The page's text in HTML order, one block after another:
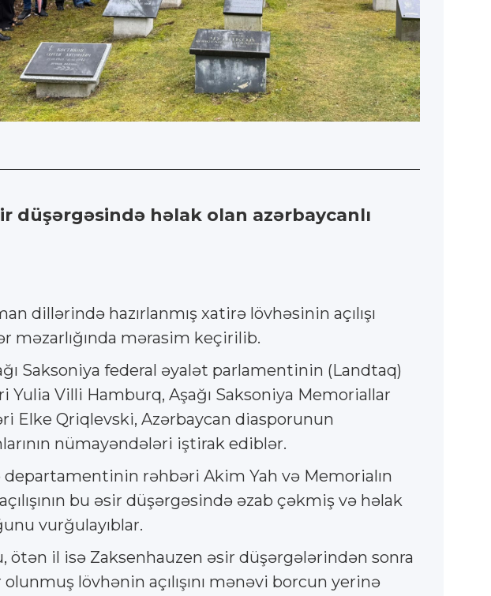
düşərgəsində həlak olan azərbaycanlı
dillərində hazırlanmış xatirə lövhəsinin açılışı
mərasim keçirilib.
Saksoniya federal əyalət parlamentinin (Landtaq)
Villi Hamburq, Aşağı Saksoniya Memoriallar
Elke Qriqlevski, Azərbaycan diasporunun
nümayəndələri iştirak ediblər.
rəhbəri Akim Yah və Memorialın
bu əsir düşərgəsində əzab çəkmiş və həlak
vurğulayıblar.
ötən il isə Zaksenhauzen əsir düşərgələrindən sonra
lövhənin açılışını mənəvi borcun yerinə